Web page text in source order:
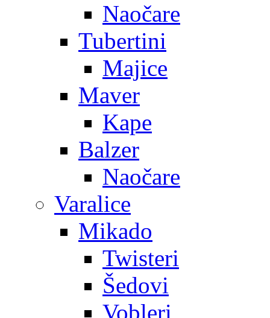
Naočare
Tubertini
Majice
Maver
Kape
Balzer
Naočare
Varalice
Mikado
Twisteri
Šedovi
Vobleri